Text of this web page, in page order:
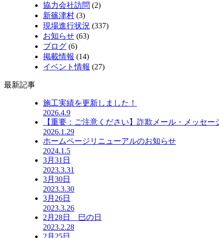
協力会社訪問 (2)
新篠津村 (3)
現場進行状況 (337)
お知らせ (63)
ブログ (6)
掲載情報 (14)
イベント情報 (27)
最新記事
施工実績を更新しました！
2026.4.9
【重要：ご注意ください】詐欺メール・メッセー
2026.1.29
ホームページリニューアルのお知らせ
2024.1.5
3月31日
2023.3.31
3月30日
2023.3.30
3月26日
2023.3.26
2月28日 巳の日
2023.2.28